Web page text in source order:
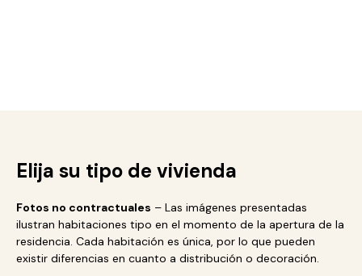
Elija su tipo de vivienda
Fotos no contractuales – Las imágenes presentadas
ilustran habitaciones tipo en el momento de la apertura de la
residencia. Cada habitación es única, por lo que pueden
existir diferencias en cuanto a distribución o decoración.